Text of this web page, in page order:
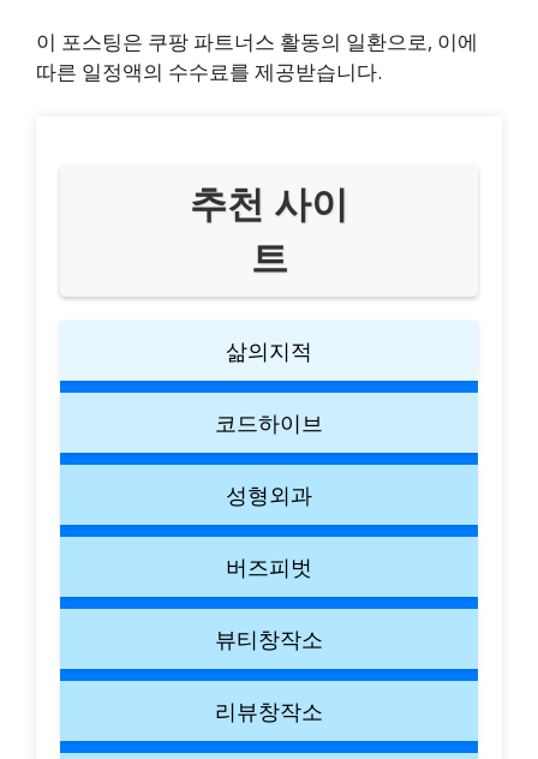
이 포스팅은 쿠팡 파트너스 활동의 일환으로, 이에
따른 일정액의 수수료를 제공받습니다.
추천 사이
트
삶의지적
코드하이브
성형외과
버즈피벗
뷰티창작소
리뷰창작소